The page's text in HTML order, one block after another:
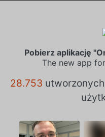
Pobierz aplikację
The new app
28.753